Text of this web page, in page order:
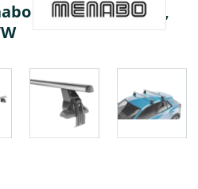
Omega Alu - Fiat,